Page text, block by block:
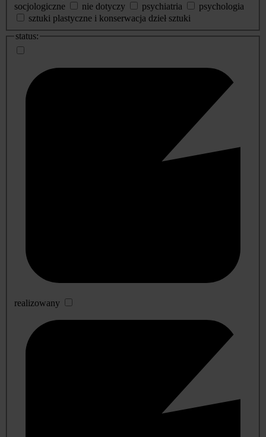
socjologiczne
nie dotyczy psychiatria
psychologia
sztuki plastyczne i konserwacja dzieł sztuki
status:
realizowany